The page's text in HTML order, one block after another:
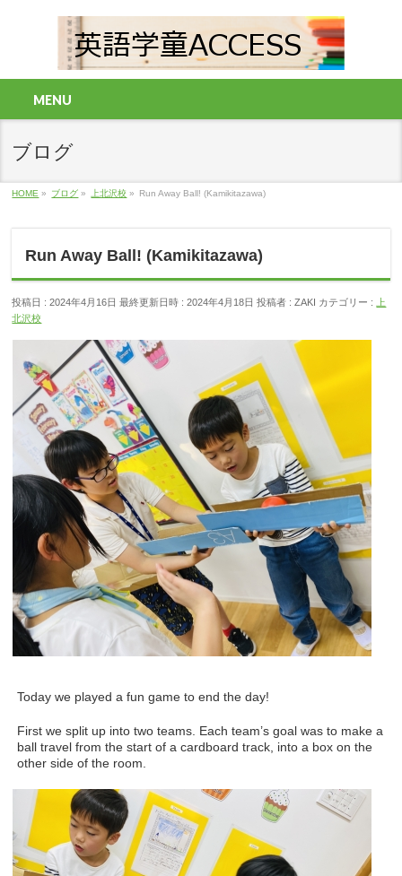
MENU
ブログ
HOME » ブログ » 上北沢校 » Run Away Ball! (Kamikitazawa)
Run Away Ball! (Kamikitazawa)
投稿日 : 2024年4月16日 最終更新日時 : 2024年4月18日 投稿者 :ZAKI カテゴリー :
上
北沢校
Today we played a fun game to end the day!
First we split up into two teams. Each team’s goal was to make a
ball travel from the start of a cardboard track, into a box on the
other side of the room.